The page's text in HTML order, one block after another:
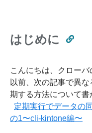
はじめに
こんにちは、クローバ
以前、次の記事で異
期する方法について書
定期実行でデータの
の1〜cli-kintone編〜